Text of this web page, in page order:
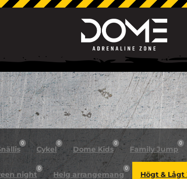
0
Cykel
0
Dome Kids
0
Family Jump
0
night
0
Helg arrangemang
0
Högt & Lågt